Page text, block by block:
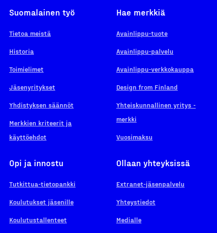
Suomalainen työ
Tietoa meistä
Historia
Toimielimet
Jäsenyritykset
Yhdistyksen säännöt
Merkkien kriteerit ja
käyttöehdot
Hae merkkiä
Avainlippu-tuote
Avainlippu-palvelu
Avainlippu-verkkokauppa
Design from Finland
Yhteiskunnallinen yritys -
merkki
Vuosimaksu
Opi ja innostu
Tutkittua-tietopankki
Koulutukset jäsenille
Koulutustallenteet
Ollaan yhteyksissä
Extranet-jäsenpalvelu
Yhteystiedot
Medialle